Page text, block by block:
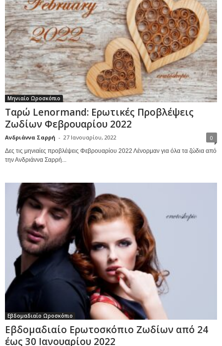
Μηνιαίο Ωροσκόπιο
Ταρώ Lenormand: Ερωτικές Προβλέψεις
Ζωδίων Φεβρουαρίου 2022
Ανδριάννα Σαρρή - 27 Ιανουαρίου, 2022 0
Δες τις μηνιαίες προβλέψεις Φεβρουαρίου 2022 Λένορμαν για όλα τα ζώδια από
την Ανδριάννα Σαρρή...
Εβδομαδιαίο Ωροσκόπιο
Εβδομαδιαίο Ερωτοσκόπιο Ζωδίων από 24
έως 30 Ιανουαρίου 2022